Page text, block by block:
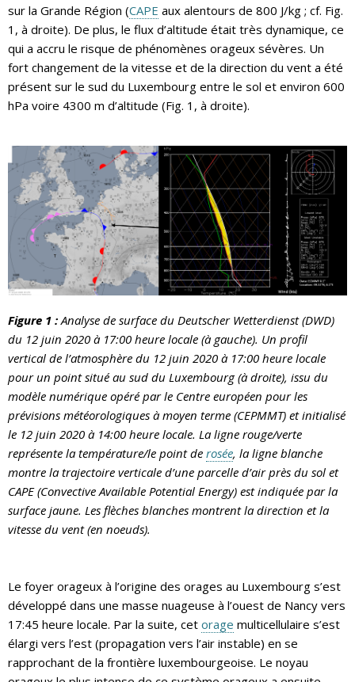
sur la Grande Région (CAPE aux alentours de 800 J/kg ; cf. Fig.
1, à droite). De plus, le flux d’altitude était très dynamique, ce
qui a accru le risque de phénomènes orageux sévères. Un
fort changement de la vitesse et de la direction du vent a été
présent sur le sud du Luxembourg entre le sol et environ 600
hPa voire 4300 m d’altitude (Fig. 1, à droite).
Figure 1 :Analyse de surface du Deutscher Wetterdienst (DWD)
du 12 juin 2020 à 17:00 heure locale (à gauche). Un profil
vertical de l’atmosphère du 12 juin 2020 à 17:00 heure locale
pour un point situé au sud du Luxembourg (à droite), issu du
modèle numérique opéré par le Centre européen pour les
prévisions météorologiques à moyen terme (CEPMMT) et initialisé
le 12 juin 2020 à 14:00 heure locale. La ligne rouge/verte
représente la température/le point de rosée, la ligne blanche
montre la trajectoire verticale d’une parcelle d’air près du sol et
CAPE (Convective Available Potential Energy) est indiquée par la
surface jaune. Les flèches blanches montrent la direction et la
vitesse du vent (en noeuds).
Le foyer orageux à l’origine des orages au Luxembourg s’est
développé dans une masse nuageuse à l’ouest de Nancy vers
17:45 heure locale. Par la suite, cet orage multicellulaire s’est
élargi vers l’est (propagation vers l’air instable) en se
rapprochant de la frontière luxembourgeoise. Le noyau